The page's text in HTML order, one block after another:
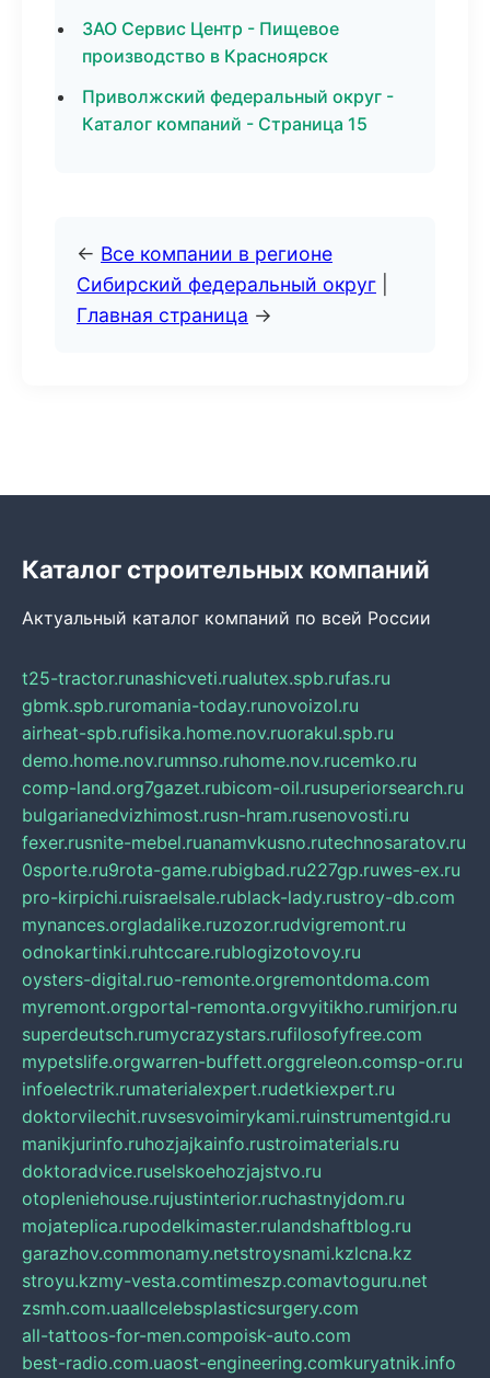
ЗАО Сервис Центр - Пищевое
производство в Красноярск
Приволжский федеральный округ -
Каталог компаний - Страница 15
← Все компании в регионе
Сибирский федеральный округ
Главная страница →
Каталог строительных компаний
Актуальный каталог компаний по всей России
t25-tractor.runashicveti.rualutex.spb.rufas.ru
gbmk.spb.ruromania-today.runovoizol.ru
airheat-spb.rufisika.home.nov.ruorakul.spb.ru
demo.home.nov.rumnso.ruhome.nov.rucemko.ru
comp-land.org7gazet.rubicom-oil.rusuperiorsearch.ru
bulgarianedvizhimost.rusn-hram.rusenovosti.ru
fexer.rusnite-mebel.ruanamvkusno.rutechnosaratov.ru
0sporte.ru9rota-game.rubigbad.ru227gp.ruwes-ex.ru
pro-kirpichi.ruisraelsale.rublack-lady.rustroy-db.com
mynances.orgladalike.ruzozor.rudvigremont.ru
odnokartinki.ruhtccare.rublogizotovoy.ru
oysters-digital.ruo-remonte.orgremontdoma.com
myremont.orgportal-remonta.orgvyitikho.rumirjon.ru
superdeutsch.rumycrazystars.rufilosofyfree.com
mypetslife.orgwarren-buffett.orggreleon.comsp-or.ru
infoelectrik.rumaterialexpert.rudetkiexpert.ru
doktorvilechit.ruvsesvoimirykami.ruinstrumentgid.ru
manikjurinfo.ruhozjajkainfo.rustroimaterials.ru
doktoradvice.ruselskoehozjajstvo.ru
otopleniehouse.rujustinterior.ruchastnyjdom.ru
mojateplica.rupodelkimaster.rulandshaftblog.ru
garazhov.commonamy.netstroysnami.kzlcna.kz
stroyu.kzmy-vesta.comtimeszp.comavtoguru.net
zsmh.com.uaallcelebsplasticsurgery.com
all-tattoos-for-men.compoisk-auto.com
best-radio.com.uaost-engineering.comkuryatnik.info